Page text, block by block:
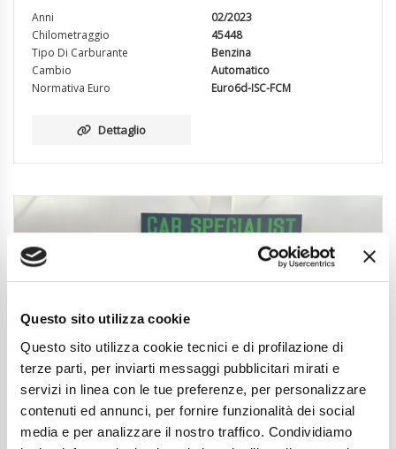
Questo sito utilizza cookie
Questo sito utilizza cookie tecnici e di profilazione di
terze parti, per inviarti messaggi pubblicitari mirati e
servizi in linea con le tue preferenze, per personalizzare
contenuti ed annunci, per fornire funzionalità dei social
media e per analizzare il nostro traffico. Condividiamo
Anni
02/2023
Chilometraggio
45448
Tipo Di Carburante
Benzina
Cambio
Automatico
Normativa Euro
Euro6d-ISC-FCM
Dettaglio